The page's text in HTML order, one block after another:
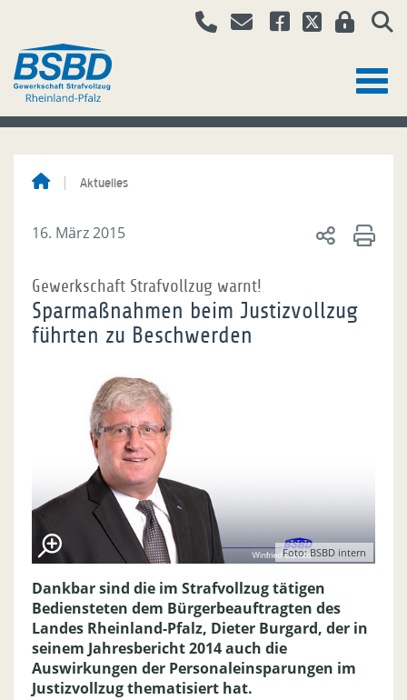
Aktuelles
16. März 2015
Gewerkschaft Strafvollzug warnt!
Sparmaßnahmen beim Justizvollzug
führten zu Beschwerden
Foto: BSBD intern
Dankbar sind die im Strafvollzug tätigen
Bediensteten dem Bürgerbeauftragten des
Landes Rheinland-Pfalz, Dieter Burgard, der in
seinem Jahresbericht 2014 auch die
Auswirkungen der Personaleinsparungen im
Justizvollzug thematisiert hat.